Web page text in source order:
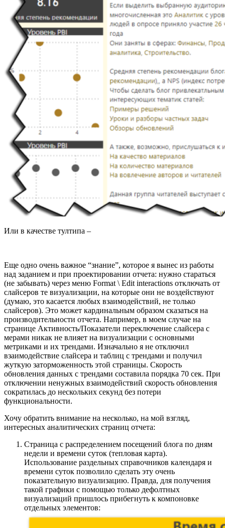
Или в качестве тултипа –
Еще одно очень важное “знание”, которое я вынес из работы
над заданием и при проектировании отчета: нужно стараться
(не забывать) через меню Format \ Edit interactions отключать от
слайсеров те визуализации, на которые они не воздействуют
(думаю, это касается любых взаимодействий, не только
слайсеров). Это может кардинальным образом сказаться на
производительности отчета. Например, в моем случае на
странице Активность/Показатели переключение слайсера с
мерами никак не влияет на визуализации с основными
метриками и их трендами. Изначально я не отключил
взаимодействие слайсера и таблиц с трендами и получил
жуткую заторможенность этой страницы. Скорость
обновления данных с трендами составила порядка 70 сек. При
отключении ненужных взаимодействий скорость обновления
сократилась до нескольких секунд без потери
функциональности.
Хочу обратить внимание на несколько, на мой взгляд,
интересных аналитических страниц отчета:
Страница с распределением посещений блога по дням
недели и времени суток (тепловая карта).
Использование раздельных справочников календаря и
времени суток позволило сделать эту очень
показательную визуализацию. Правда, для получения
такой графики с помощью только дефолтных
визуализаций пришлось прибегнуть к компоновке
отдельных элементов: